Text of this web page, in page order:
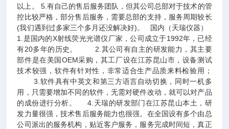
以上。 5.有自己的售后服务团队，但其公司总部对于技术的管
控比较严格，部分售后服务，需要总部的支持，服务周期较长
(我们遇到过多家三个多月还没解决好)。 国内（天瑞仪器）
1.是国内的X射线荧光光谱仪厂家，公司成立于1992年，已经
有20多年的历史。 2.其公司有自主的研发能力，其主要
部件是在美国OEM采购，其工厂设在江苏昆山市，设备测试
技术较强，软件有针对性，非常适合生产品质来料检验用；
3.软件具有中英文和第三方语言自动切换，同时一机多
用，只需要增加不同的软件，无需对硬件改动，就可以对产品
的成份进行分析。 4.天瑞的研发部门在江苏昆山本土，研
发力量很强，技术售后服务能力也很强。在全国设有多个由总
公司派出的服务机构，贴近客户服务，服务完成时间短，真正